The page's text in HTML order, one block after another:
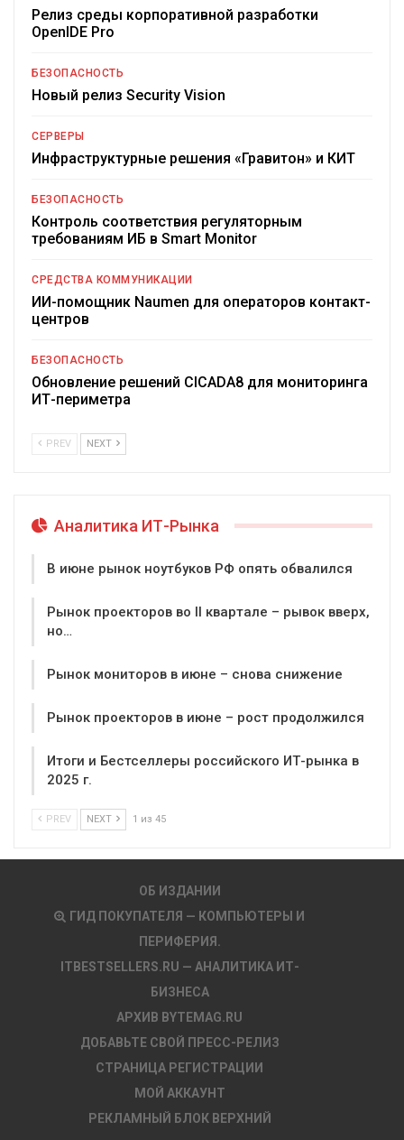
Релиз среды корпоративной разработки
OpenIDE Pro
БЕЗОПАСНОСТЬ
Новый релиз Security Vision
СЕРВЕРЫ
Инфраструктурные решения «Гравитон» и КИТ
БЕЗОПАСНОСТЬ
Контроль соответствия регуляторным
требованиям ИБ в Smart Monitor
СРЕДСТВА КОММУНИКАЦИИ
ИИ-помощник Naumen для операторов контакт-
центров
БЕЗОПАСНОСТЬ
Обновление решений CICADA8 для мониторинга
ИТ-периметра
PREV NEXT
Аналитика ИТ-Рынка
В июне рынок ноутбуков РФ опять обвалился
Рынок проекторов во II квартале – рывок вверх,
но…
Рынок мониторов в июне – снова снижение
Рынок проекторов в июне – рост продолжился
Итоги и Бестселлеры российского ИТ-рынка в
2025 г.
PREV NEXT 1 из 45
ОБ ИЗДАНИИ
ГИД ПОКУПАТЕЛЯ — КОМПЬЮТЕРЫ И
ПЕРИФЕРИЯ.
ITBESTSELLERS.RU — АНАЛИТИКА ИТ-
БИЗНЕСА
АРХИВ BYTEMAG.RU
ДОБАВЬТЕ СВОЙ ПРЕСС-РЕЛИЗ
СТРАНИЦА РЕГИСТРАЦИИ
МОЙ АККАУНТ
РЕКЛАМНЫЙ БЛОК ВЕРХНИЙ